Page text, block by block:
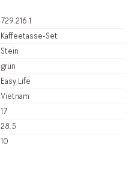
729.216.1
Kaffeetasse-Set
Stein
grün
Easy Life
Vietnam
17
28.5
10